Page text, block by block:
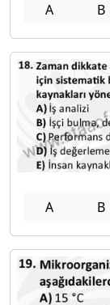
A B
A B